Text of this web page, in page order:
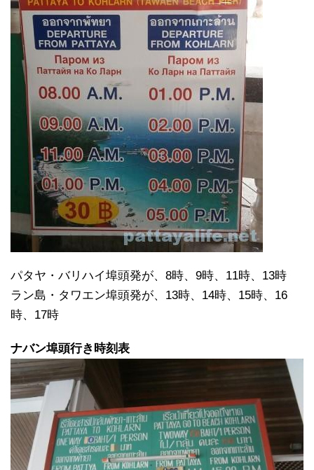
パタヤ・バリハイ埠頭発が、8時、9時、11時、13時
ラン島・タワエン埠頭発が、13時、14時、15時、16
時、17時
ナバン埠頭行き時刻表